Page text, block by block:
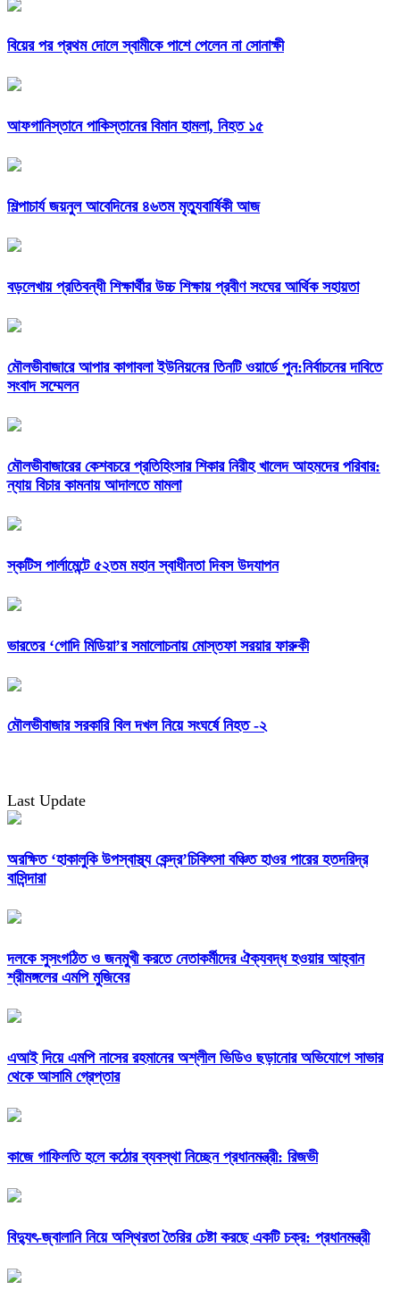
বিয়ের পর প্রথম দোলে স্বামীকে পাশে পেলেন না সোনাক্ষী
আফগানিস্তানে পাকিস্তানের বিমান হামলা, নিহত ১৫
শিল্পাচার্য জয়নুল আবেদিনের ৪৬তম মৃত্যুবার্ষিকী আজ
বড়লেখায় প্রতিবন্ধী শিক্ষার্থীর উচ্চ শিক্ষায় প্রবীণ সংঘের আর্থিক সহায়তা
মৌলভীবাজারে আপার কাগাবলা ইউনিয়নের তিনটি ওয়ার্ডে পুন:নির্বাচনের দাবিতে
সংবাদ সম্মেলন
মৌলভীবাজারের কেশবচরে প্রতিহিংসার শিকার নিরীহ খালেদ আহমদের পরিবার:
ন্যায় বিচার কামনায় আদালতে মামলা
স্কটিস পার্লামেন্টে ৫২তম মহান স্বাধীনতা দিবস উদযাপন
ভারতের ‘গোদি মিডিয়া’র সমালোচনায় মোস্তফা সরয়ার ফারুকী
মৌলভীবাজার সরকারি বিল দখল নিয়ে সংঘর্ষে নিহত -২
Last Update
অরক্ষিত ‘হাকালুকি উপস্বাস্থ্য কেন্দ্র’চিকিৎসা বঞ্চিত হাওর পারের হতদরিদ্র
বাসিন্দারা
দলকে সুসংগঠিত ও জনমুখী করতে নেতাকর্মীদের ঐক্যবদ্ধ হওয়ার আহ্বান
শ্রীমঙ্গলের এমপি মুজিবের
এআই দিয়ে এমপি নাসের রহমানের অশ্লীল ভিডিও ছড়ানোর অভিযোগে সাভার
থেকে আসামি গ্রেপ্তার
কাজে গাফিলতি হলে কঠোর ব্যবস্থা নিচ্ছেন প্রধানমন্ত্রী: রিজভী
বিদ্যুৎ-জ্বালানি নিয়ে অস্থিরতা তৈরির চেষ্টা করছে একটি চক্র: প্রধানমন্ত্রী